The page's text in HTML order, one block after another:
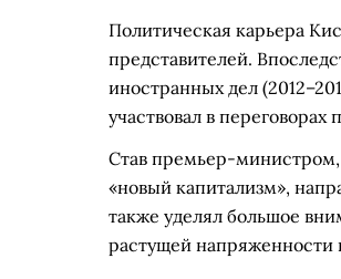
Политическая карьера
представителей.
иностранных дел
участвовал в
Став премьер-министром,
«новый капитализм»,
также уделял большое
растущей напряженности